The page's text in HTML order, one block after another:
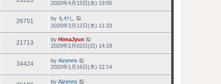
2020年4月15日(水) 19:55
26751 by もやし
2020年3月12日(木) 11:33
21713 by HimaJyun
2020年2月02日(日) 14:19
34424 by Aizenns
2020年1月16日(木) 22:14
by Aizenns